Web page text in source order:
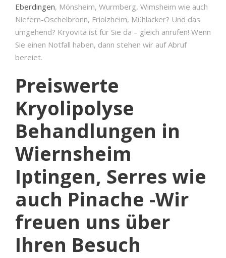
Eberdingen, Mönsheim, Wurmberg, Wimsheim wie auch
Niefern-Öschelbronn, Friolzheim, Mühlacker? Und das
umgehend? Kryovita ist für Sie da – gleich anrufen! Wenn
Sie einen Notfall haben, dann stehen wir auf Abruf
bereiet.
Preiswerte
Kryolipolyse
Behandlungen in
Wiernsheim
Iptingen, Serres wie
auch Pinache -Wir
freuen uns über
Ihren Besuch